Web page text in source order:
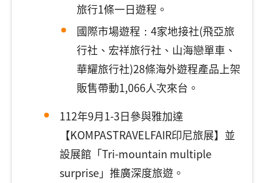
旅行1條一日遊程。
國際市場遊程：4家地接社(飛亞旅
行社、宏祥旅行社、山海戀單車、
華耀旅行社)28條海外遊程產品上架
販售帶動1,066人次來台。
112年9月1-3日參與雅加達
【KOMPASTRAVELFAIR印尼旅展】並
設展館「Tri-mountain multiple
surprise」推廣深度旅遊。